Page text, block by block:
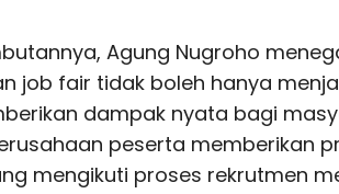
Agung Nugroho
job fair tidak boleh hanya
dampak nyata bagi
peserta memberikan
mengikuti proses rekrutmen